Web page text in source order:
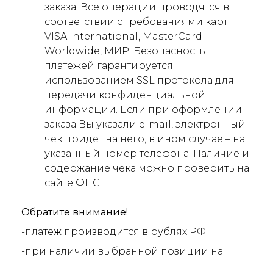
заказа. Все операции проводятся в
соответствии с требованиями карт
VISA International, MasterCard
Worldwide, МИР. Безопасность
платежей гарантируется
использованием SSL протокола для
передачи конфиденциальной
информации. Если при оформлении
заказа Вы указали e-mail, электронный
чек придет на него, в ином случае – на
указанный номер телефона. Наличие и
содержание чека можно проверить на
сайте ФНС.
Обратите внимание!
-платеж производится в рублях РФ;
-при наличии выбранной позиции на